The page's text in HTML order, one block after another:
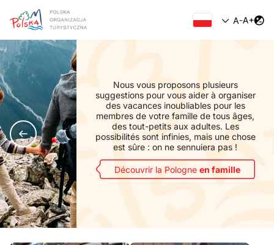
Nous vous proposons plusieurs
suggestions pour vous aider à organiser
des vacances inoubliables pour les
membres de votre famille de tous âges,
des tout-petits aux adultes. Les
possibilités sont infinies, mais une chose
est sûre : on ne sennuiera pas !
Découvrir la Pologne en famille